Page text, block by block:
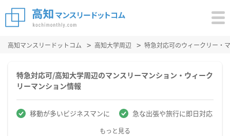
高知マンスリードットコム 高知大学周辺 特急対応可のウィークリー・
特急対応可/高知大学周辺のマンスリーマンション・ウィーク
リーマンション情報
移動が多いビジネスマンに 急な出張や旅行に即日対応
もっと見る